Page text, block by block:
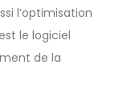
l’optimisation
le logiciel
de la